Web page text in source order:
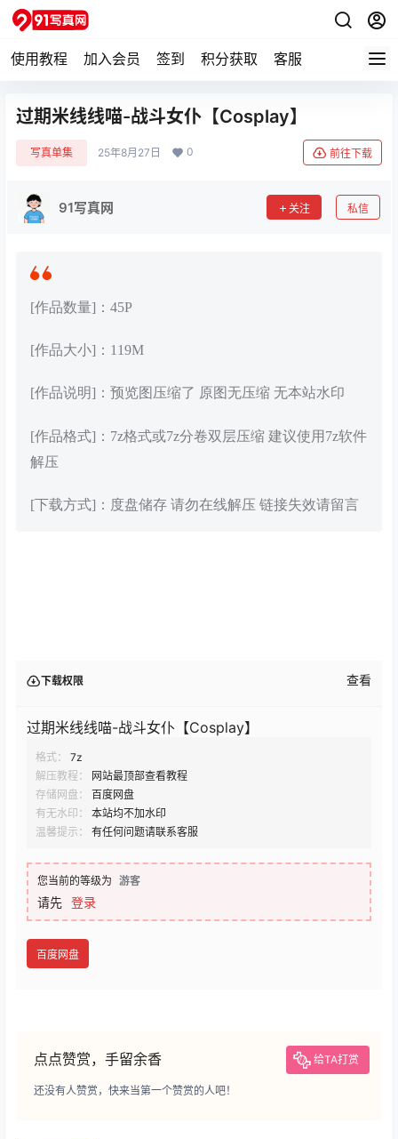
使用教程 加入会员 签到 积分获取 客服
过期米线线喵-战斗女仆【Cosplay】
写真单集 25年8月27日 0 前往下载
91写真网 关注 私信
[作品数量]：45P
[作品大小]：119M
[作品说明]：预览图压缩了 原图无压缩 无本站水印
[作品格式]：7z格式或7z分卷双层压缩 建议使用7z软件
解压
[下载方式]：度盘储存 请勿在线解压 链接失效请留言
下载权限 查看
过期米线线喵-战斗女仆【Cosplay】
格式：
7z
解压教程：
网站最顶部查看教程
存储网盘：
百度网盘
有无水印：
本站均不加水印
温馨提示：
有任何问题请联系客服
您当前的等级为 游客
请先 登录
百度网盘
点点赞赏，手留余香 给TA打赏
还没有人赞赏，快来当第一个赞赏的人吧！